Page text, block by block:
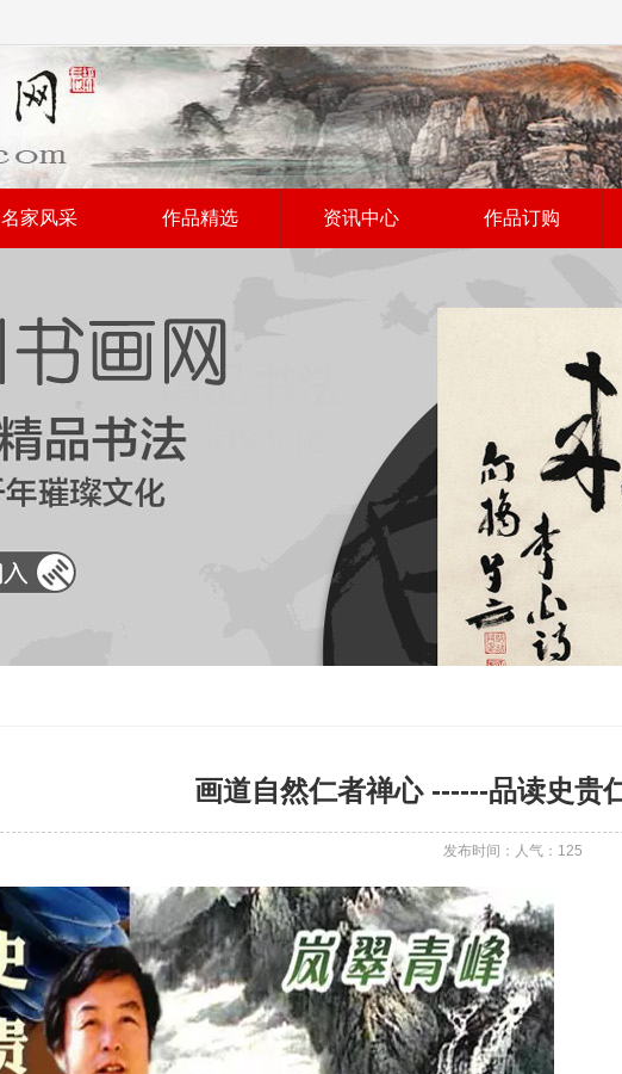
名家风采 作品精选 资讯中心 作品订购
画道自然仁者禅心 ------品读史贵
发布时间：人气： 125